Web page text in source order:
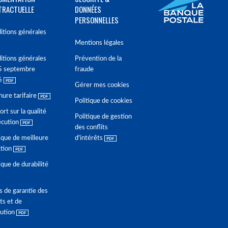
générales
générales
septembre
tarifaire
sur la qualité
de meilleure
de durabilité
de garantie des
et de
DONNÉES
PERSONNELLES
Mentions légales
Prévention de la
fraude
Gérer mes cookies
Politique de cookies
Politique de gestion
des conflits
d'intérêts